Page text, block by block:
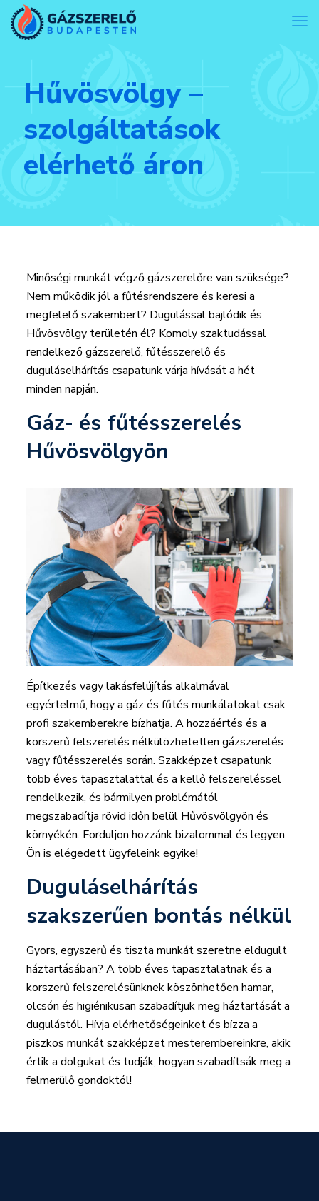
Hűvösvölgy –
szolgáltatások
elérhető áron
Minőségi munkát végző gázszerelőre van szüksége?
Nem működik jól a fűtésrendszere és keresi a
megfelelő szakembert? Dugulással bajlódik és
Hűvösvölgy területén él? Komoly szaktudással
rendelkező gázszerelő, fűtésszerelő és
duguláselhárítás csapatunk várja hívását a hét
minden napján.
Gáz- és fűtésszerelés
Hűvösvölgyön
Építkezés vagy lakásfelújítás alkalmával
egyértelmű, hogy a gáz és fűtés munkálatokat csak
profi szakemberekre bízhatja. A hozzáértés és a
korszerű felszerelés nélkülözhetetlen gázszerelés
vagy fűtésszerelés során. Szakképzet csapatunk
több éves tapasztalattal és a kellő felszereléssel
rendelkezik, és bármilyen problémától
megszabadítja rövid időn belül Hűvösvölgyön és
környékén. Forduljon hozzánk bizalommal és legyen
Ön is elégedett ügyfeleink egyike!
Duguláselhárítás
szakszerűen bontás nélkül
Gyors, egyszerű és tiszta munkát szeretne eldugult
háztartásában? A több éves tapasztalatnak és a
korszerű felszerelésünknek köszönhetően hamar,
olcsón és higiénikusan szabadítjuk meg háztartását a
dugulástól. Hívja elérhetőségeinket és bízza a
piszkos munkát szakképzet mesterembereinkre, akik
értik a dolgukat és tudják, hogyan szabadítsák meg a
felmerülő gondoktól!